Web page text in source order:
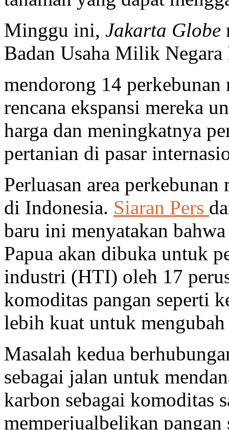
Minggu ini, Jakarta Globe
Badan Usaha Milik Negara
mendorong 14
rencana ekspansi mereka
harga dan meningkatnya
pertanian di pasar
Perluasan area
di Indonesia. Siaran Pers
baru ini menyatakan
Papua akan dibuka untuk
industri (HTI) oleh 17
komoditas pangan seperti
lebih kuat untuk
Masalah kedua
sebagai jalan untuk
karbon sebagai komoditas
memperjualbelikan pangan